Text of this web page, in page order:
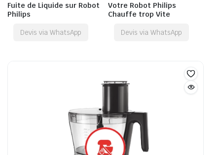
Fuite de Liquide sur Robot
Philips
Devis via WhatsApp
Votre Robot Philips
Chauffe trop Vite
Devis via WhatsApp